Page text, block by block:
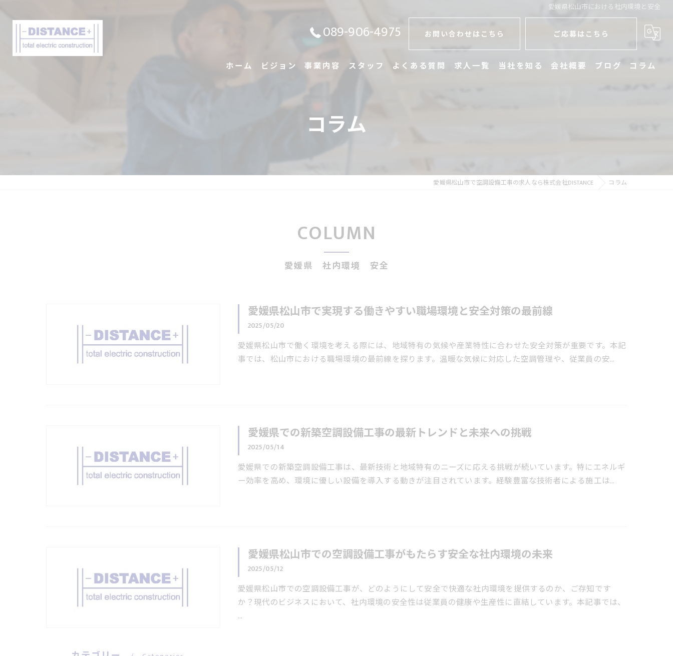
愛媛県松山市における社内環境と安全
089-906-4975 お問い合わせはこちら ご応募はこちら
ホーム ビジョン 事業内容 スタッフ よくある質問 求人一覧 当社を知る 会社概要 ブログ コラム
コラム
愛媛県松山市で空調設備工事の求人なら株式会社DISTANCE コラム
COLUMN
愛媛県 社内環境 安全
愛媛県松山市で実現する働きやすい職場環境と安全対策の最前線
2025/05/20
愛媛県松山市で働く環境を考える際には、地域特有の気候や産業特性に合わせた安全対策が重要です。本記
事では、松山市における職場環境の最前線を探ります。温暖な気候に対応した空調管理や、従業員の安…
愛媛県での新築空調設備工事の最新トレンドと未来への挑戦
2025/05/14
愛媛県での新築空調設備工事は、最新技術と地域特有のニーズに応える挑戦が続いています。特にエネルギ
ー効率を高め、環境に優しい設備を導入する動きが注目されています。経験豊富な技術者による施工は…
愛媛県松山市での空調設備工事がもたらす安全な社内環境の未来
2025/05/12
愛媛県松山市での空調設備工事が、どのようにして安全で快適な社内環境を提供するのか、ご存知です
か？現代のビジネスにおいて、社内環境の安全性は従業員の健康や生産性に直結しています。本記事では、
…